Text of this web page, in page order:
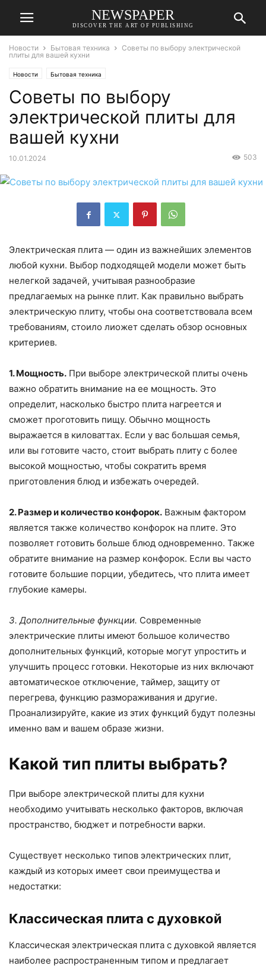
NEWSPAPER
DISCOVER THE ART OF PUBLISHING
Новости Бытовая техника
Советы по выбору электрической
плиты для вашей кухни
Новости Бытовая техника
Советы по выбору
электрической плиты для
вашей кухни
10.01.2024 503
Электрическая плита — один из важнейших элементов
любой кухни. Выбор подходящей модели может быть
нелегкой задачей, учитывая разнообразие
предлагаемых на рынке плит. Как правильно выбрать
электрическую плиту, чтобы она соответствовала всем
требованиям, стоило лиожет сделать обзор основных
критериев.
1. Мощность. При выборе электрической плиты очень
важно обратить внимание на ее мощность. Это
определит, насколько быстро плита нагреется и
сможет проготовить пищу. Обычно мощность
выражается в киловаттах. Если у вас большая семья,
или вы готовите часто, стоит выбрать плиту с более
высокой мощностью, чтобы сократить время
приготовления блюд и избежать очередей.
2. Размер и количество конфорок. Важным фактором
является также количество конфорок на плите. Это
позволяет готовить больше блюд одновременно. Также
обратите внимание на размер конфорок. Если вы часто
готовите большие порции, убедитесь, что плита имеет
глубокие камеры.
3. Дополнительные функции. Современные
электрические плиты имеют большое количество
дополнительных функций, которые могут упростить и
улучшить процесс готовки. Некоторые из них включают
автоматическое отключение, таймер, защиту от
перегрева, функцию размораживания и другие.
Проанализируйте, какие из этих функций будут полезны
именно вам и вашем образе жизни.
Какой тип плиты выбрать?
При выборе электрической плиты для кухни
необходимо учитывать несколько факторов, включая
пространство, бюджет и потребности варки.
Существует несколько типов электрических плит,
каждый из которых имеет свои преимущества и
недостатки:
Классическая плита с духовкой
Классическая электрическая плита с духовкой является
наиболее распространенным типом и предлагает